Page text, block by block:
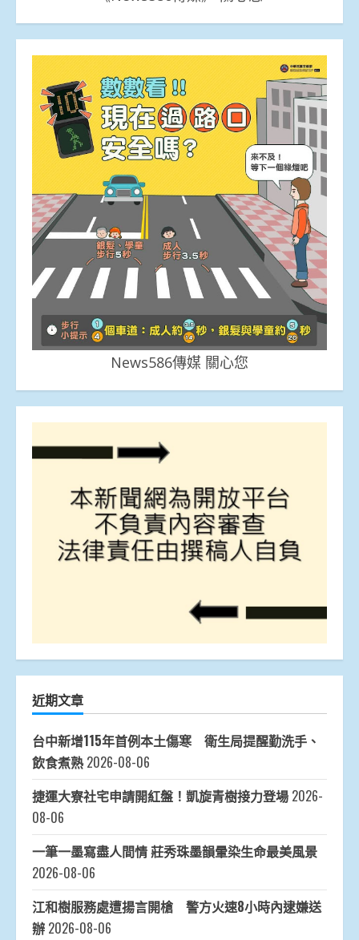
News586傳媒 關心您
近期文章
台中新增115年首例本土傷寒 衛生局提醒勤洗手、
飲食煮熟 2026-08-06
捷運大寮社宅申請開紅盤！凱旋青樹接力登場 2026-
08-06
一筆一墨寫盡人間情 莊秀珠墨韻暈染生命最美風景
2026-08-06
江和樹服務處遭揚言開槍 警方火速8小時內逮嫌送
辦 2026-08-06